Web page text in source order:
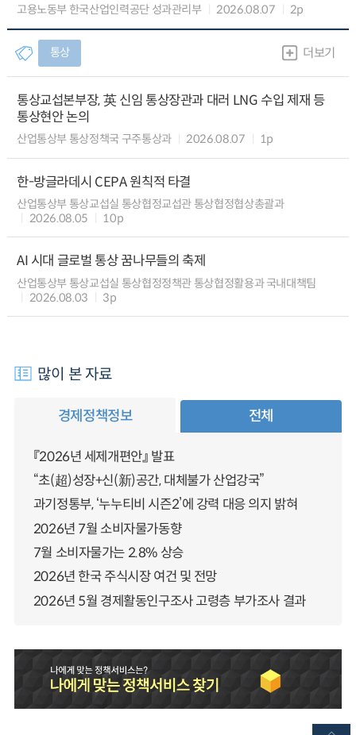
고용노동부 한국산업인력공단 성과관리부 2026.08.07 2p
통상 더보기
통상교섭본부장, 英 신임 통상장관과 대러 LNG 수입 제재 등
통상현안 논의
산업통상부 통상정책국 구주통상과 2026.08.07 1p
한-방글라데시 CEPA 원칙적 타결
산업통상부 통상교섭실 통상협정교섭관 통상협정협상총괄과
2026.08.05
10p
AI 시대 글로벌 통상 꿈나무들의 축제
산업통상부 통상교섭실 통상협정정책관 통상협정활용과 국내대책팀
2026.08.03
3p
많이 본 자료
경제정책정보 전체
『2026년 세제개편안』 발표
“초(超)성장+신(新)공간, 대체불가 산업강국”
과기정통부, ‘누누티비 시즌2’에 강력 대응 의지 밝혀
2026년 7월 소비자물가동향
7월 소비자물가는 2.8% 상승
2026년 한국 주식시장 여건 및 전망
2026년 5월 경제활동인구조사 고령층 부가조사 결과